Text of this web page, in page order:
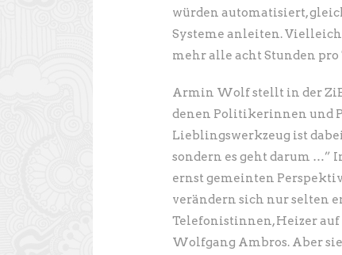
würden automatisiert,
Systeme anleiten.
mehr alle acht Stunden pro
Armin Wolf stellt in der
denen Politikerinnen und
Lieblingswerkzeug ist
sondern es geht darum …”
ernst gemeinten
verändern sich nur selten
Telefonistinnen, Heizer
Wolfgang Ambros. Aber